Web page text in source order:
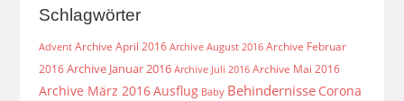
Schlagwörter
Advent Archive April 2016 Archive August 2016 Archive Februar
2016 Archive Januar 2016 Archive Juli 2016 Archive Mai 2016
Archive März 2016Ausflug Baby Behindernisse Corona